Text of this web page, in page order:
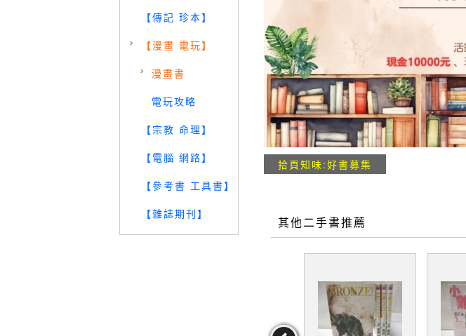
【傳記 珍本】
【漫畫 電玩】
漫畫書
電玩攻略
【宗教 命理】
【電腦 網路】
【參考書 工具書】
【雜誌期刊】
拾頁知味:好書募集
其他二手書推薦